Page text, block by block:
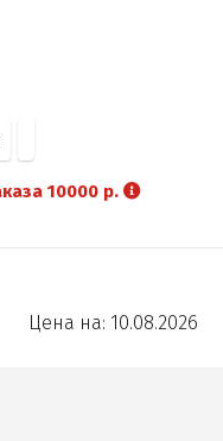
10000 р.
Цена на: 10.08.2026